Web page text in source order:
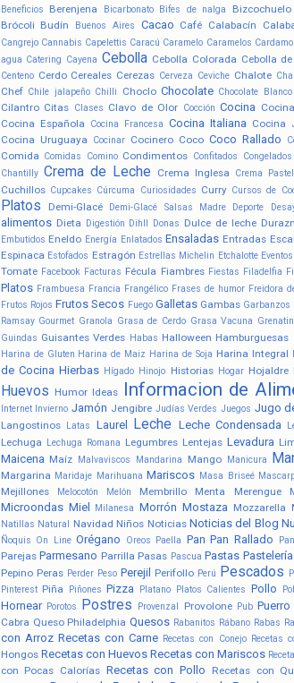
Beneficios Berenjena Bicarbonato Bifes de nalga Bizcochuelo
Brócoli Budín Buenos Aires Cacao Café Calabacín
Cangrejo Cannabis Capelettis Caracú Caramelo Caramelos
agua Catering Cayena Cebolla Cebolla Colorada Cebolla
Centeno Cerdo Cereales Cerezas Cerveza Ceviche Chalote
Chef Chile jalapeño Chilli Choclo Chocolate Chocolate Blanco
Cilantro Citas Clases Clavo de Olor Cocción Cocina
Cocina Española
Cocina Francesa Cocina Italiana Cocina
Cocina Uruguaya Cocinar Cocinero Coco Coco Rallado
Comida Comidas Comino Condimentos Confitados Congelados
Chantilly Crema de Leche Crema Inglesa Crema
Cuchillos Cupcakes Cúrcuma Curiosidades Curry Cursos de
Platos
Demi-Glacé Demi-Glacé Salsas Madre Deporte
alimentos Dieta Digestión Dihll Donas Dulce de leche
Embutidos Eneldo Energía Enlatados Ensaladas Entradas
Espinaca Estofados Estragón Estrellas Michelin Etchalotte Eventos
Tomate Facebook Facturas Fécula Fiambres Fiestas Filadelfia
Platos Frambuesa Francia Frangélico Frases de humor Freidora
Frutos Rojos Frutos Secos Fuego Galletas Gambas Garbanzos
Ramsay Gourmet Granola Grasa de Cerdo Grasa Vacuna
Guindas Guisantes Verdes Habas Halloween Hamburguesas
Harina de Gluten Harina de Maiz Harina de Soja Harina Integral
de Cocina Hierbas Hígado Hinojo Historias Hogar Hojaldre
Huevos Humor Ideas Informacion de
Internet Invierno Jamón Jengibre Judías Verdes Juegos Jugo
Langostinos Latas Laurel Leche Leche Condensada
Lechuga Lechuga Romana Legumbres Lentejas Levadura
Maicena Maíz Malvaviscos Mandarina Mango Manicura
Margarina Maridaje Marihuana Mariscos Masa Briseé
Mejillones Melocotón Melón Membrillo Menta Merengue
Microondas Miel Milanesa Morrón Mostaza Mozzarella
Natillas Natural Navidad Niños Noticias Noticias del Blog
Ñoquis On Line Orégano Oreos Paella Pan Pan Rallado
Parejas Parmesano Parrilla Pasas Pascua Pastas Pastelería
Pepino Peras Perder Peso Perejil Perifollo Perú Pescados
Pinterest Piña Piñones Pizza Platano Platos Calientes Pollo
Hornear Porotos Postres Provenzal Provolone Pub Puerro
Cabra Queso Philadelphia Quesos Rabanitos Rábano Rabas
con Arroz Recetas con Carne Recetas con Conejo Recetas
Hongos Recetas con Huevos Recetas con Mariscos
con Pocas Calorías Recetas con Pollo Recetas con